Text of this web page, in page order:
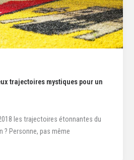
trajectoires mystiques pour un
les trajectoires étonnantes du
? Personne, pas même